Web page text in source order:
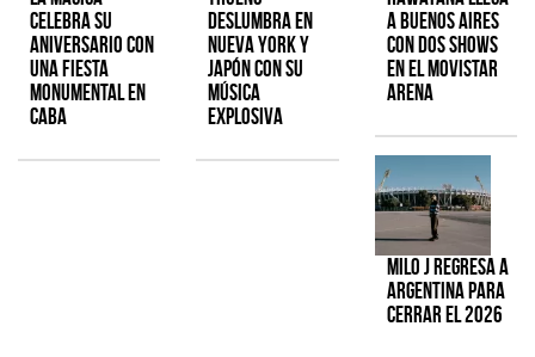
celebra su
aniversario con
una fiesta
monumental en
CABA
deslumbra en
Nueva York y
Japón con su
música
explosiva
a Buenos Aires
con dos shows
en el Movistar
Arena
Milo J regresa a
Argentina para
cerrar el 2026